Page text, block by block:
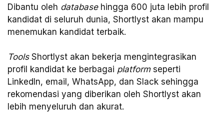
Dibantu oleh databasehingga 600 juta lebih profil
kandidat di seluruh dunia, Shortlyst akan mampu
menemukan kandidat terbaik.
ToolsShortlyst akan bekerja mengintegrasikan
profil kandidat ke berbagai platformseperti
LinkedIn, email, WhatsApp, dan Slack sehingga
rekomendasi yang diberikan oleh Shortlyst akan
lebih menyeluruh dan akurat.